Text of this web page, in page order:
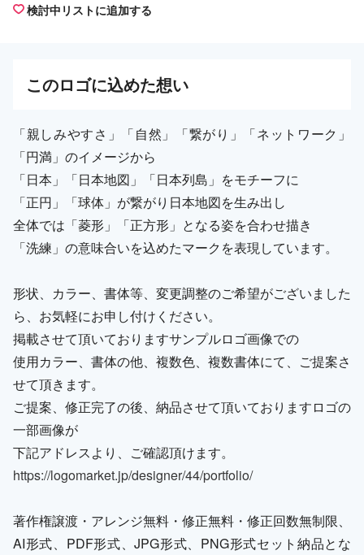
検討中リストに追加する
このロゴに込めた想い
「親しみやすさ」「自然」「繋がり」「ネットワーク」
「円満」のイメージから
「日本」「日本地図」「日本列島」をモチーフに
「正円」「球体」が繋がり日本地図を生み出し
全体では「菱形」「正方形」となる姿を合わせ描き
「洗練」の意味合いを込めたマークを表現しています。
形状、カラー、書体等、変更調整のご希望がございました
ら、お気軽にお申し付けください。
掲載させて頂いておりますサンプルロゴ画像での
使用カラー、書体の他、複数色、複数書体にて、ご提案さ
せて頂きます。
ご提案、修正完了の後、納品させて頂いておりますロゴの
一部画像が
下記アドレスより、ご確認頂けます。
https://logomarket.jp/designer/44/portfolio/
著作権譲渡・アレンジ無料・修正無料・修正回数無制限、
AI形式、PDF形式、JPG形式、PNG形式セット納品とな